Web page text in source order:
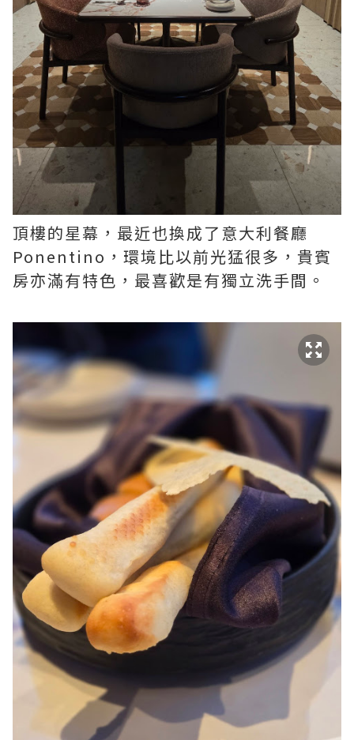
頂樓的星幕，最近也換成了意大利餐廳
Ponentino，環境比以前光猛很多，貴賓
房亦滿有特色，最喜歡是有獨立洗手間。